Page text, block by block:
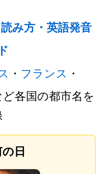
み方・英語発音
・ フランス ・
各国の都市名を
日